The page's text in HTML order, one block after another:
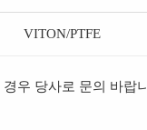
VITON/PTFE
우 당사로 문의 바랍